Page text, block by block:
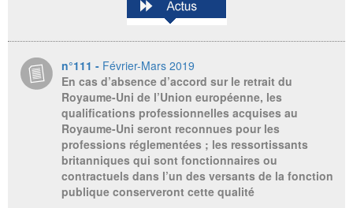
n°111 - Février-Mars 2019
En cas d’absence d’accord sur le retrait du
Royaume-Uni de l’Union européenne, les
qualifications professionnelles acquises au
Royaume-Uni seront reconnues pour les
professions réglementées ; les ressortissants
britanniques qui sont fonctionnaires ou
contractuels dans l’un des versants de la fonction
publique conserveront cette qualité